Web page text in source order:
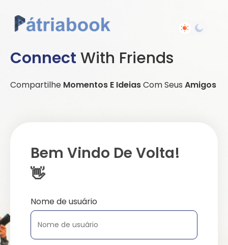
Connect With Friends
Compartilhe Momentos E IdeiasCom Seus Amigos
Bem Vindo De Volta!
👋
Nome de usuário